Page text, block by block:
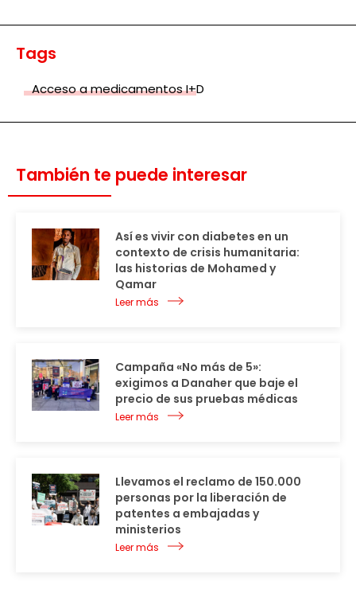
Tags
Acceso a medicamentos I+D
También te puede interesar
Así es vivir con diabetes en un
contexto de crisis humanitaria:
las historias de Mohamed y
Qamar
Leer más
Campaña «No más de 5»:
exigimos a Danaher que baje el
precio de sus pruebas médicas
Leer más
Llevamos el reclamo de 150.000
personas por la liberación de
patentes a embajadas y
ministerios
Leer más